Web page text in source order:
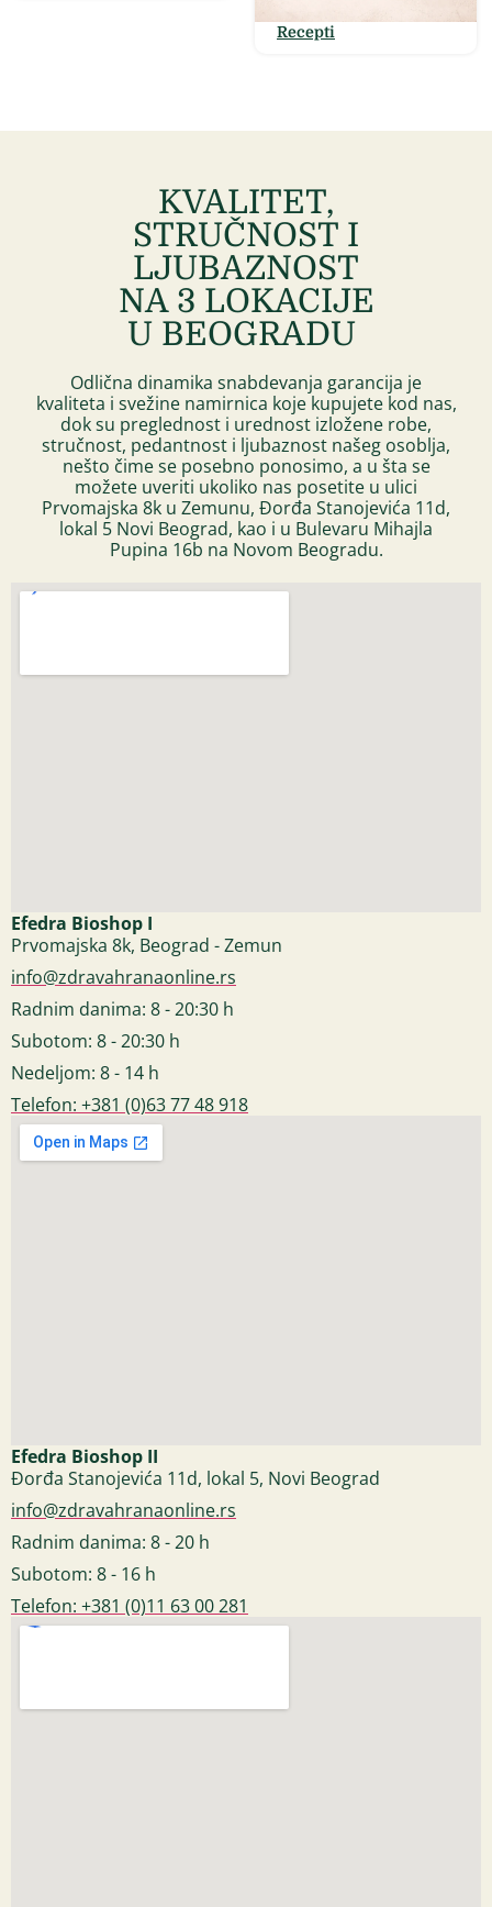
Recepti
KVALITET,
STRUČNOST I
LJUBAZNOST
NA 3 LOKACIJE
U BEOGRADU ​
Odlična dinamika snabdevanja garancija je
kvaliteta i svežine namirnica koje kupujete kod nas,
dok su preglednost i urednost izložene robe,
stručnost, pedantnost i ljubaznost našeg osoblja,
nešto čime se posebno ponosimo, a u šta se
možete uveriti ukoliko nas posetite u ulici
Prvomajska 8k u Zemunu, Đorđa Stanojevića 11d,
lokal 5 Novi Beograd, kao i u Bulevaru Mihajla
Pupina 16b na Novom Beogradu.
Efedra Bioshop I
Prvomajska 8k, Beograd - Zemun
info@zdravahranaonline.rs
Radnim danima: 8 - 20:30 h
Subotom: 8 - 20:30 h
Nedeljom: 8 - 14 h
Telefon: +381 (0)63 77 48 918
Efedra Bioshop II
Đorđa Stanojevića 11d, lokal 5, Novi Beograd
info@zdravahranaonline.rs
Radnim danima: 8 - 20 h
Subotom: 8 - 16 h
Telefon: +381 (0)11 63 00 281